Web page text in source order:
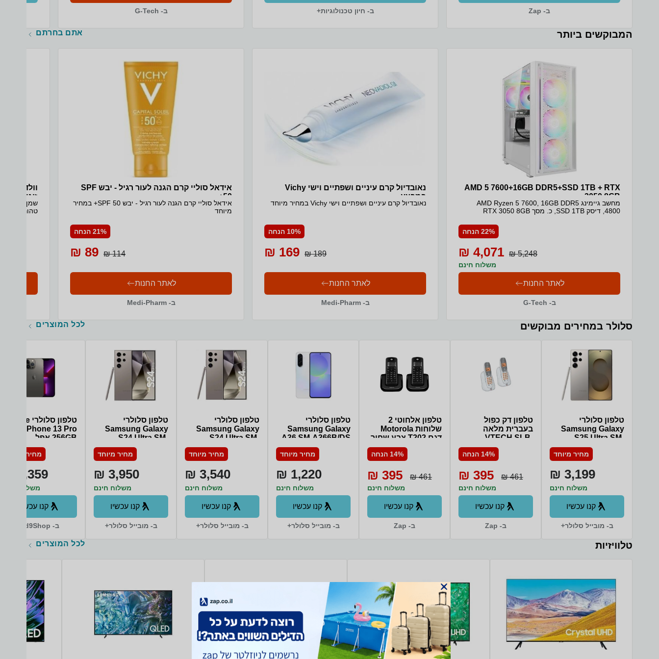
נוחה גם בתאורה חלשה, מה שהופך את העבודה בערב
הגדול מתאים כמחשב נייד לסטודנטים, כמחשב נייד
לעבודה מהבית וכמחשב נייד לצילום ולאחסון תמונות.
ה-1TB נותן מקום נרחב לספריות תמונות, לסרטונים
ולקבצי עבודה, ומסך המגע מפרט טכני מקט יצרן:
83K4000RUS מסך: 15.3 WUXGA (1920x1200) IPS
threads, עד 4.8GHz ערכת שבבים: Intel SoC Platform
זיכרון RAM: 16GB DDR5-4800 אחריות ושירות אחריות
יצרן 36 חודשים (ATOMIC) מקט ופרטי דגם מקט יצרן:
ב- Zap ב- חיון טכנולוגיות+ ב- G-Tech
המבוקשים ביותר אתם בחרתם
AMD 5 7600+16GB DDR5+SSD 1TB + RTX
3050 8GB
מחשב גיימינג AMD Ryzen 5 7600, 16GB DDR5
4800, דיסק SSD 1TB, כ. מסך RTX 3050 8GB
22% הנחה
5,248 ₪
4,071 ₪
משלוח חינם
לאתר החנות
ב- G-Tech
נאובדיול קרם עיניים ושפתיים וישי Vichy
במבצע
נאובדיול קרם עיניים ושפתיים וישי Vichy במחיר מיוחד
10% הנחה
189 ₪
169 ₪
לאתר החנות
ב- Medi-Pharm
אידאל סוליי קרם הגנה לעור רגיל - יבש SPF
50+
אידאל סוליי קרם הגנה לעור רגיל - יבש SPF 50+ במחיר
מיוחד
21% הנחה
114 ₪
89 ₪
לאתר החנות
ב- Medi-Pharm
וולדה שמן
זוגי!
שמן הריון
סלולר במחירים מבוקשים לכל המוצרים
טלפון סלולרי
Samsung Galaxy
S25 Ultra SM-
S938B/DS 512GB
12GB RAM סמסונגמחיר מיוחד
3,199 ₪
משלוח חינם
קנו עכשיו
ב- מובייל סלולר+
טלפון דק כפול
בעברית מלאה
VTECH SLB-
FS6414TW
14% הנחה
461 ₪
395 ₪
משלוח חינם
קנו עכשיו
ב- Zap
טלפון אלחוטי 2
שלוחות Motorola
דגם T202 צבע שחור
14% הנחה
461 ₪
395 ₪
משלוח חינם
קנו עכשיו
ב- Zap
טלפון סלולרי
Samsung Galaxy
A36 SM-A366B/DS
256GB 8GB RAM
מחיר מיוחד
1,220 ₪
משלוח חינם
קנו עכשיו
ב- מובייל סלולר+
טלפון סלולרי
Samsung Galaxy
S24 Ultra SM-
S928B/DS 256GB
12GB RAM סמסונגמחיר מיוחד
3,540 ₪
משלוח חינם
קנו עכשיו
ב- מובייל סלולר+
טלפון סלולרי
Samsung Galaxy
S24 Ultra SM-
S928B/DS 512GB
12GB RAM סמסונגמחיר מיוחד
3,950 ₪
משלוח חינם
קנו עכשיו
ב- מובייל סלולר+
טלפון סלולרי Apple
iPhone 13 Pro
256GB אפל
מחיר מיוחד
2,359 ₪
משלוח חינם
קנו עכשיו
ב- d9Shop+
טלוויזיות לכל המוצרים